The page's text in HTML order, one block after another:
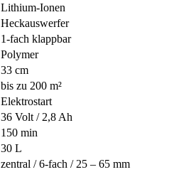
Lithium-Ionen
Heckauswerfer
1-fach klappbar
Polymer
33 cm
bis zu 200 m²
Elektrostart
36 Volt / 2,8 Ah
150 min
30 L
zentral / 6-fach / 25 – 65 mm